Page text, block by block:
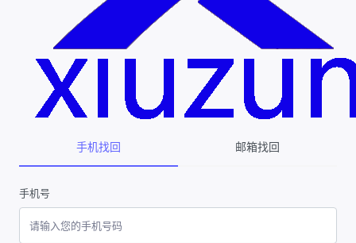
手机找回 邮箱找回
手机号